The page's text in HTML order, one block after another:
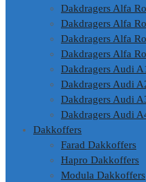
Dakdragers Alfa
Dakdragers Alfa
Dakdragers Alfa
Dakdragers Alfa
Dakdragers Audi
Dakdragers Audi
Dakdragers Audi
Dakdragers Audi
Dakkoffers
Farad Dakkoffers
Hapro Dakkoffers
Modula Dakkoffers